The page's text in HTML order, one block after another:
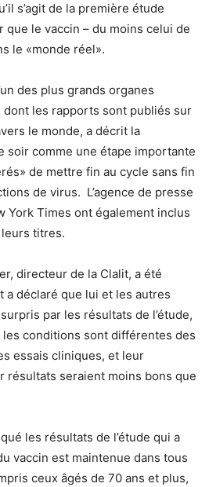
s’agit de la première étude
que le vaccin – du moins celui de
le «monde réel».
des plus grands organes
dont les rapports sont publiés sur
le monde, a décrit la
soir comme une étape importante
de mettre fin au cycle sans fin
de virus. L’agence de presse
York Times ont également inclus
leurs titres.
directeur de la Clalit, a été
a déclaré que lui et les autres
par les résultats de l’étude,
conditions sont différentes des
essais cliniques, et leur
résultats seraient moins bons que
les résultats de l’étude qui a
vaccin est maintenue dans tous
ceux âgés de 70 ans et plus,